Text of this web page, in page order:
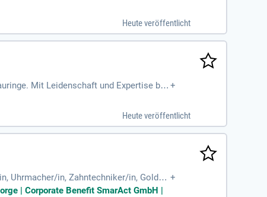
Restaurierung sowie
Heute veröffentlicht
Mit Leidenschaft und Expertise ber
Du gestaltest ein exzellentes Eink
Du bringst mindestens zwei Jahre Erfah
+
Heute veröffentlicht
Uhrmacher/in, Zahntechniker/in, Goldsc
kleinen, empfindlichen
+
| Corporate Benefit SmarAct GmbH |